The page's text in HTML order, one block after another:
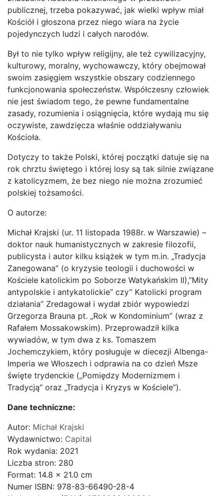
publicznej, trzeba pokazywać, jak wielki wpływ miał
Kościół i głoszona przez niego wiara na życie
pojedynczych ludzi i całych narodów.
Był to nie tylko wpływ religijny, ale też cywilizacyjny,
kulturowy, moralny, wychowawczy, który obejmował
swoim zasięgiem wszystkie obszary codziennego
funkcjonowania społeczeństw. Współczesny człowiek
nie jest świadom tego, że pewne fundamentalne
zasady, rozumienia i osiągnięcia, które wydają mu się
oczywiste, zawdzięcza właśnie oddziaływaniu
Kościoła.
Dotyczy to także Polski, której początki datuje się na
rok chrztu świętego i której losy są tak silnie związane
z katolicyzmem, że bez niego nie można zrozumieć
polskiej tożsamości.
O autorze:
Michał Krajski (ur. 11 listopada 1988r. w Warszawie) –
doktor nauk humanistycznych w zakresie filozofii,
publicysta i autor kilku książek w tym m.in. „Tradycja
Zanegowana” (o kryzysie teologii i duchowości w
Kościele katolickim po Soborze Watykańskim II),”Mity
antypolskie i antykatolickie” czy” Katolicki program
działania” Zredagował i wydał zbiór wypowiedzi
Grzegorza Brauna pt. „Rok w Kondominium” (wraz z
Rafałem Mossakowskim). Przeprowadził kilka
wywiadów, w tym dwa z ks. Tomaszem
Jochemczykiem, który posługuje w diecezji Albenga-
Imperia we Włoszech i odprawia na co dzień Msze
święte trydenckie („Pomiędzy Modernizmem i
Tradycją” oraz „Tradycja i Kryzys w Kościele”).
Dane techniczne:
Autor: Michał Krajski
Wydawnictwo: Capital
Rok wydania: 2021
Liczba stron: 280
Format: 14.8 x 21.0 cm
Numer ISBN: 978-83-66490-28-4